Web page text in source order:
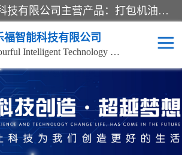
无锡凯乐福智能科技有限公司主营产品：打包机油泵、风冷式油冷却器、液压阀、液压泵、冷却器、过滤器及气动元器件。公司主导生产齿轮泵、齿轮马达、液压阀等产品。共计100多个系列、3000余种规格。覆盖了液压系统的动力元件、控制元件和执行元件，具备较强的成套供货、服务能力。
福智能科技有限公司
Wuxi Colourful Intelligent Technology Co., Ltd
机床冷却泵
叶片泵